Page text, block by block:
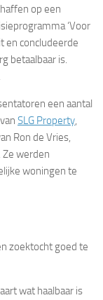
op een
‘Voor
en concludeerde
betaalbaar is.
een aantal
SLG Property
Ron de Vries,
Ze werden
woningen te
zoektocht goed te
wat haalbaar is